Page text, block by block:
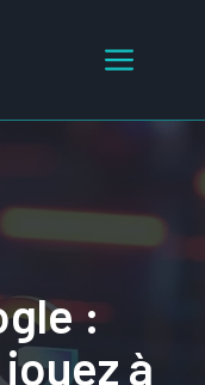
Menu
:
à